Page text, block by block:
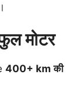
मोटर
400+ km की